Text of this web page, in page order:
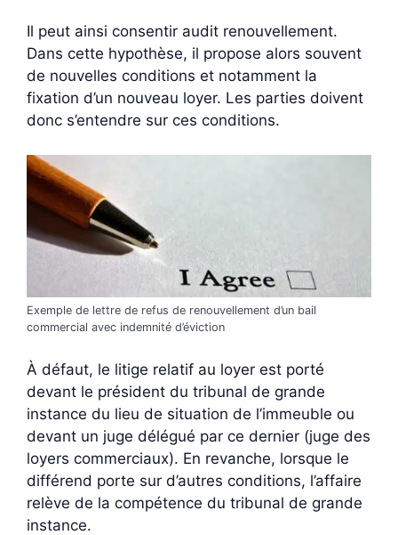
Il peut ainsi consentir audit renouvellement.
Dans cette hypothèse, il propose alors souvent
de nouvelles conditions et notamment la
fixation d’un nouveau loyer. Les parties doivent
donc s’entendre sur ces conditions.
Exemple de lettre de refus de renouvellement d’un bail
commercial avec indemnité d’éviction
À défaut, le litige relatif au loyer est porté
devant le président du tribunal de grande
instance du lieu de situation de l’immeuble ou
devant un juge délégué par ce dernier (juge des
loyers commerciaux). En revanche, lorsque le
différend porte sur d’autres conditions, l’affaire
relève de la compétence du tribunal de grande
instance.